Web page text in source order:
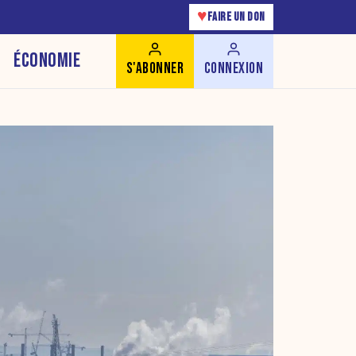
♥ FAIRE UN DON
ÉCONOMIE S'ABONNER CONNEXION